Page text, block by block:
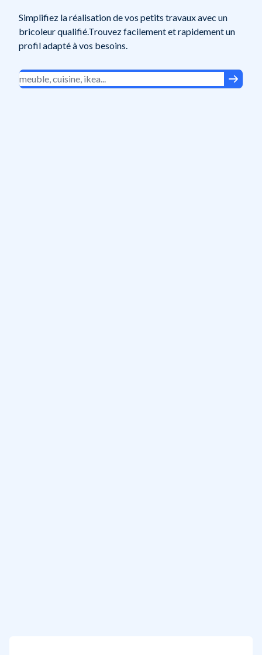
Simplifiez la réalisation de vos petits travaux avec un
bricoleur qualifié.Trouvez facilement et rapidement un
profil adapté à vos besoins.